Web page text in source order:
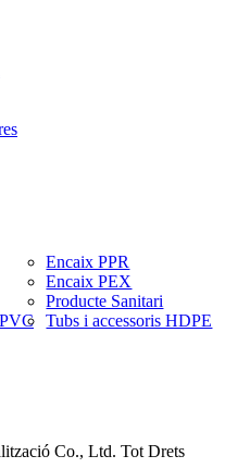
Encaix PPR
Encaix PEX
Producte Sanitari
Tubs i accessoris HDPE
Co., Ltd. Tot Drets